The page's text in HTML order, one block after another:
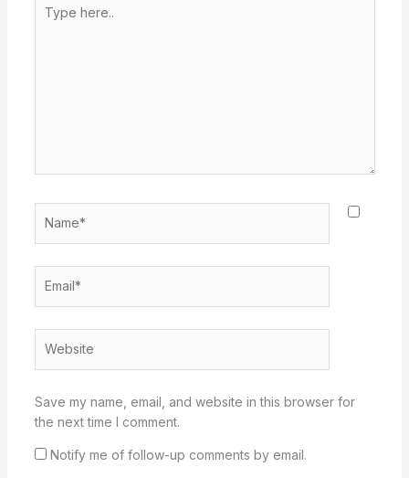
here..
Save my name, email, and website in this browser for
the next time I comment.
Notify me of follow-up comments by email.